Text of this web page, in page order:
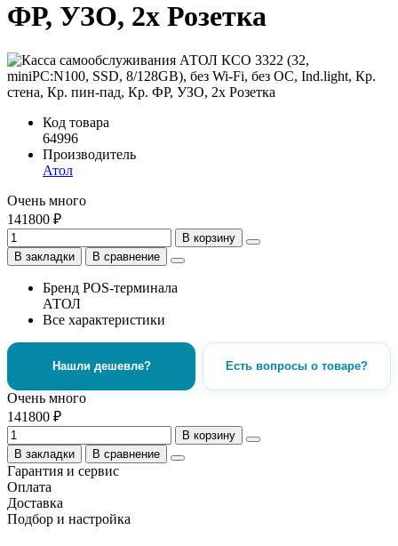
ФР, УЗО, 2x Розетка
Код товара
64996
Производитель
Атол
Очень много
141800 ₽
В корзину
В закладки
В сравнение
Бренд POS-терминала
АТОЛ
Все характеристики
Нашли дешевле? Есть вопросы о товаре?
Очень много
141800 ₽
В корзину
В закладки
В сравнение
Гарантия и сервис
Оплата
Доставка
Подбор и настройка